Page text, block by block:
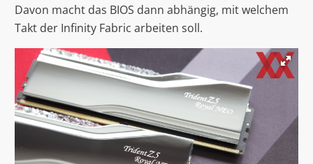
Davon macht das BIOS dann abhängig, mit welchem
Takt der Infinity Fabric arbeiten soll.